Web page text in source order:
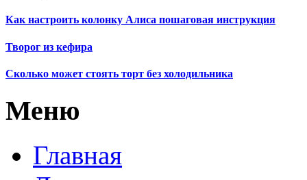
Как настроить колонку Алиса пошаговая инструкция
Творог из кефира
Сколько может стоять торт без холодильника
Меню
Главная